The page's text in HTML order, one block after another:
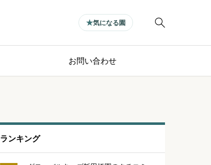

気になる園
お問い合わせ
ランキング